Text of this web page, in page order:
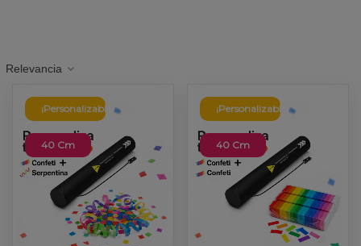
Relevancia
40 Cm
¡Personalizable!
40 Cm
¡Personalizable!